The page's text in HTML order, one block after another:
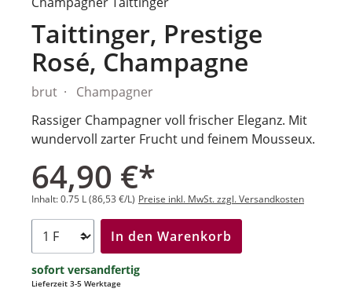
Taittinger, Prestige
Rosé, Champagne
brut
Champagner
Rassiger Champagner voll frischer Eleganz. Mit
wundervoll zarter Frucht und feinem Mousseux.
64,90 €*
Inhalt:0.75 L(86,53 €/L) Preise inkl. MwSt. zzgl. Versandkosten
In den Warenkorb
sofort versandfertig
Lieferzeit 3-5 Werktage